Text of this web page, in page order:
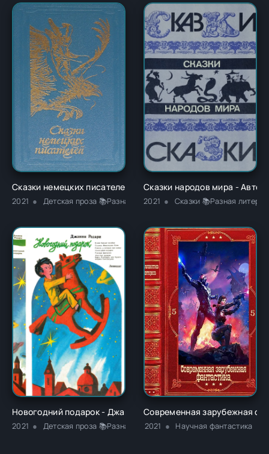
Сказки немецких писателей - Новалис
2021 Детская проза 📚Разная литература
Сказки народов мира -
2021 Сказки 📚Разная
Новогодний подарок - Джанни Родари
2021 Детская проза 📚Разная литература 📚Сказки
Современная зарубежная
2021 Научная фантастика